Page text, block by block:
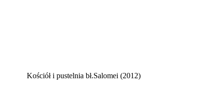
Kościół i pustelnia bł.Salomei (2012)